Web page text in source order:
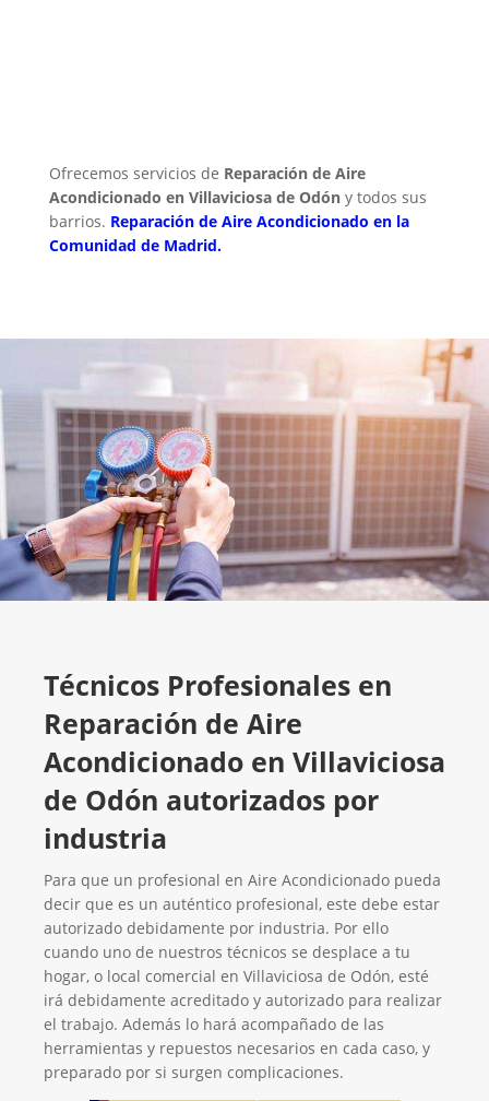
Ofrecemos servicios de Reparación de Aire
Acondicionado en Villaviciosa de Odóny todos sus
barrios. Reparación de Aire Acondicionado en la
Comunidad de Madrid.
Técnicos Profesionales en
Reparación de Aire
Acondicionado en Villaviciosa
de Odón autorizados por
industria
Para que un profesional en Aire Acondicionado pueda
decir que es un auténtico profesional, este debe estar
autorizado debidamente por industria. Por ello
cuando uno de nuestros técnicos se desplace a tu
hogar, o local comercial en Villaviciosa de Odón, esté
irá debidamente acreditado y autorizado para realizar
el trabajo. Además lo hará acompañado de las
herramientas y repuestos necesarios en cada caso, y
preparado por si surgen complicaciones.